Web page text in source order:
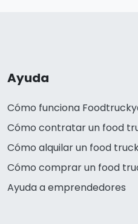
Ayuda
Cómo funciona
Cómo contratar un food
Cómo alquilar un food
Cómo comprar un food
Ayuda a emprendedores